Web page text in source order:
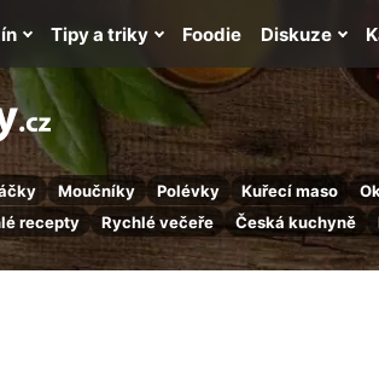
Moučníky Polévky Kuřecí maso
recepty Rychlé večeře Česká kuchyně
Tipy a triky Foodie Diskuze